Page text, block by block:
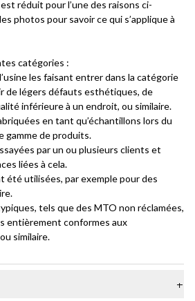
réduit pour l’une des raisons ci-
photos pour savoir ce qui s’applique à
catégories :
les faisant entrer dans la catégorie
de légers défauts esthétiques, de
inférieure à un endroit, ou similaire.
en tant qu’échantillons lors du
gamme de produits.
par un ou plusieurs clients et
liées à cela.
été utilisées, par exemple pour des
tels que des MTO non réclamées,
entièrement conformes aux
similaire.